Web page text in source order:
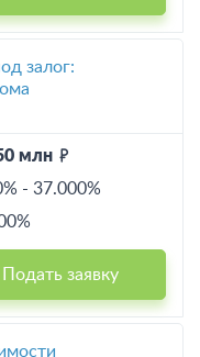
залог:
млн
- 37.000%
Подать заявку